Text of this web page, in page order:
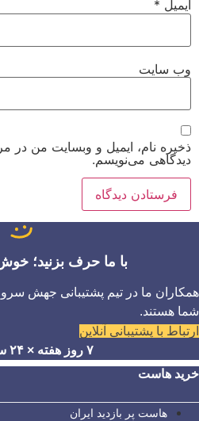
ایمیل *
وب‌ سایت
ذخیره نام، ایمیل و وبسایت من در
دیدگاهی می‌نویسم.
با ما حرف بزنید؛
همکاران ما در تیم پشتیبانی جهش
شما هستند.
ارتباط با پشتیبانی آنلاین
۷ روز هفته × ۲۴ ساعت روز
خرید هاست
هاست پر بازدید ایران